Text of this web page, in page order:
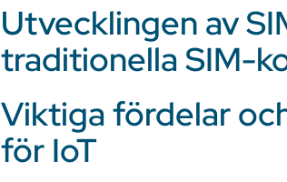
Utvecklingen av
traditionella SIM-
Viktiga fördelar
för IoT